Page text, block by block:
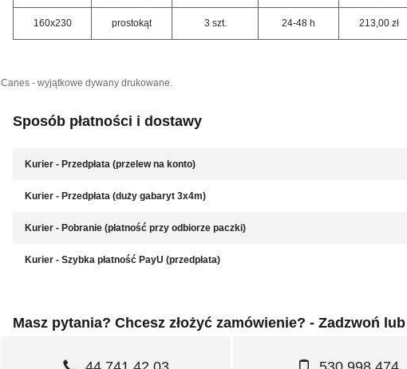
160x230 prostokąt 3 szt. 24-48 h 213,00 zł
Canes - wyjątkowe dywany drukowane.
Sposób płatności i dostawy
Kurier - Przedpłata (przelew na konto)
Kurier - Przedpłata (duży gabaryt 3x4m)
Kurier - Pobranie (płatność przy odbiorze paczki)
Kurier - Szybka płatność PayU (przedpłata)
Masz pytania? Chcesz złożyć zamówienie? - Zadzwoń